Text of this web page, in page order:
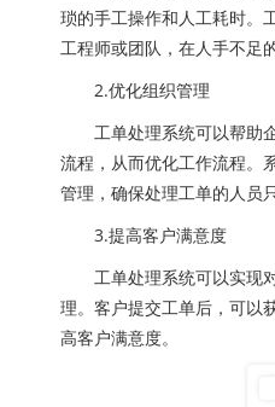
琐的手工操作和人工耗时。
工程师或团队，在人手不足
2.优化组织管理
工单处理系统可以帮助
流程，从而优化工作流程。
管理，确保处理工单的人员
3.提高客户满意度
工单处理系统可以实现
理。客户提交工单后，可以
高客户满意度。